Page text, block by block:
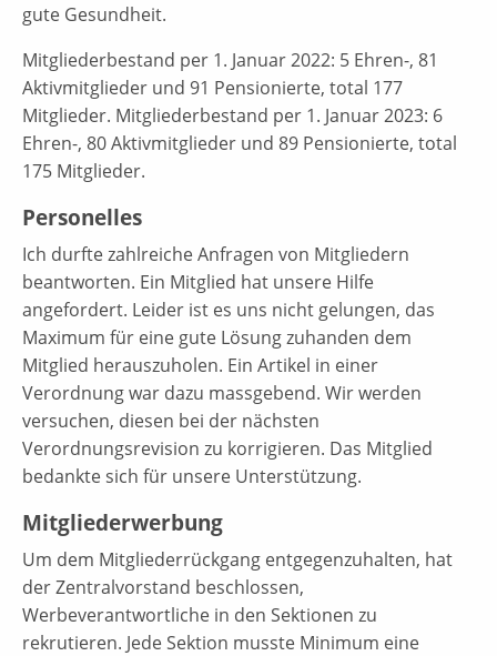
gute Gesundheit.
Mitgliederbestand per 1. Januar 2022: 5 Ehren-, 81
Aktivmitglieder und 91 Pensionierte, total 177
Mitglieder. Mitgliederbestand per 1. Januar 2023: 6
Ehren-, 80 Aktivmitglieder und 89 Pensionierte, total
175 Mitglieder.
Personelles
Ich durfte zahlreiche Anfragen von Mitgliedern
beantworten. Ein Mitglied hat unsere Hilfe
angefordert. Leider ist es uns nicht gelungen, das
Maximum für eine gute Lösung zuhanden dem
Mitglied herauszuholen. Ein Artikel in einer
Verordnung war dazu massgebend. Wir werden
versuchen, diesen bei der nächsten
Verordnungsrevision zu korrigieren. Das Mitglied
bedankte sich für unsere Unterstützung.
Mitgliederwerbung
Um dem Mitgliederrückgang entgegenzuhalten, hat
der Zentralvorstand beschlossen,
Werbeverantwortliche in den Sektionen zu
rekrutieren. Jede Sektion musste Minimum eine